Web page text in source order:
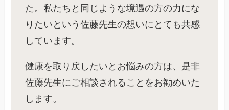
た。私たちと同じような境遇の方の力にな
りたいという佐藤先生の想いにとても共感
しています。
健康を取り戻したいとお悩みの方は、是非
佐藤先生にご相談されることをお勧めいた
します。